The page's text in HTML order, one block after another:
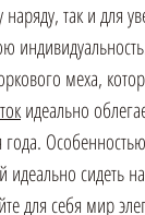
наряду, так и для
меха,
идеально
идеально сидеть
для себя мир